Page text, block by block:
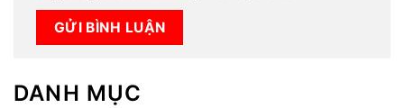
DANH MỤC